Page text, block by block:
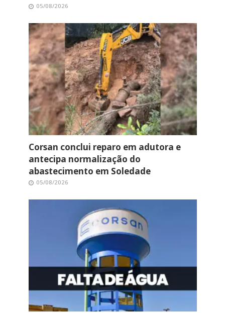
05/08/2026
Corsan conclui reparo em adutora e
antecipa normalização do
abastecimento em Soledade
05/08/2026